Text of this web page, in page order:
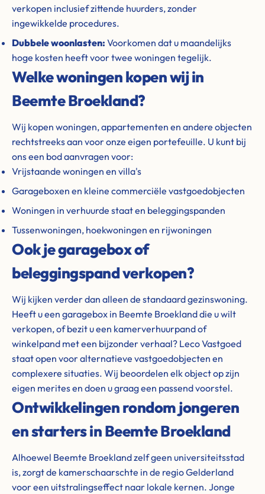
verkopen inclusief zittende huurders, zonder
ingewikkelde procedures.
Dubbele woonlasten: Voorkomen dat u maandelijks
hoge kosten heeft voor twee woningen tegelijk.
Welke woningen kopen wij in
Beemte Broekland?
Wij kopen woningen, appartementen en andere objecten
rechtstreeks aan voor onze eigen portefeuille. U kunt bij
ons een bod aanvragen voor:
Vrijstaande woningen en villa's
Garageboxen en kleine commerciële vastgoedobjecten
Woningen in verhuurde staat en beleggingspanden
Tussenwoningen, hoekwoningen en rijwoningen
Ook je garagebox of
beleggingspand verkopen?
Wij kijken verder dan alleen de standaard gezinswoning.
Heeft u een garagebox in Beemte Broekland die u wilt
verkopen, of bezit u een kamerverhuurpand of
winkelpand met een bijzonder verhaal? Leco Vastgoed
staat open voor alternatieve vastgoedobjecten en
complexere situaties. Wij beoordelen elk object op zijn
eigen merites en doen u graag een passend voorstel.
Ontwikkelingen rondom jongeren
en starters in Beemte Broekland
Alhoewel Beemte Broekland zelf geen universiteitsstad
is, zorgt de kamerschaarschte in de regio Gelderland
voor een uitstralingseffect naar lokale kernen. Jonge